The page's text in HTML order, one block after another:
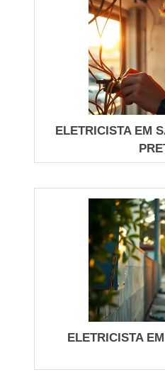
servicos oferecidos
com critérios claros de
COMO
CERTO PARA
Para residências, um
em troca de quadros,
condicionado,
DR/DR diferencial.
isolamento e aferição
sempre relatório com
servico para
retrabalhos.
Em prédios e
incluem manutenção de
elevadores (interação
e projeto de atualização
ELETRICISTA EM
ELETRICISTA